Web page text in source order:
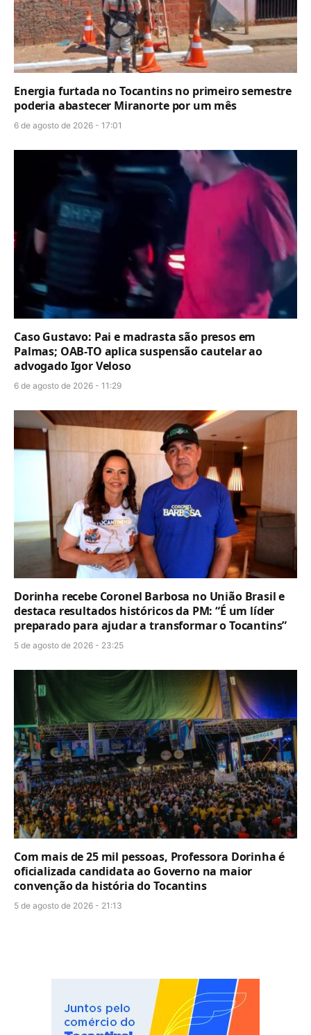
Energia furtada no Tocantins no primeiro semestre
poderia abastecer Miranorte por um mês
6 de agosto de 2026 - 17:01
Caso Gustavo: Pai e madrasta são presos em
Palmas; OAB-TO aplica suspensão cautelar ao
advogado Igor Veloso
6 de agosto de 2026 - 11:29
Dorinha recebe Coronel Barbosa no União Brasil e
destaca resultados históricos da PM: “É um líder
preparado para ajudar a transformar o Tocantins”
5 de agosto de 2026 - 23:25
Com mais de 25 mil pessoas, Professora Dorinha é
oficializada candidata ao Governo na maior
convenção da história do Tocantins
5 de agosto de 2026 - 21:13